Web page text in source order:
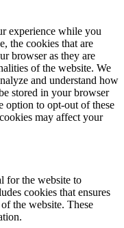
experience while you
the cookies that are
browser as they are
of the website. We
and understand how
stored in your browser
option to opt-out of these
may affect your
for the website to
cookies that ensures
the website. These